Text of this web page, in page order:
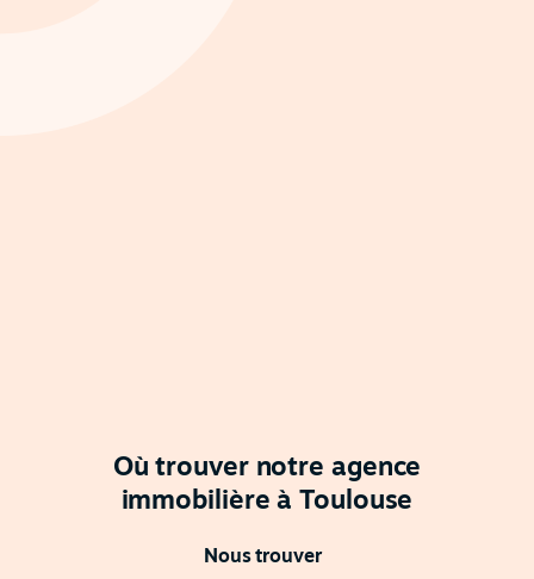
Où trouver notre agence
immobilière à Toulouse
Nous trouver